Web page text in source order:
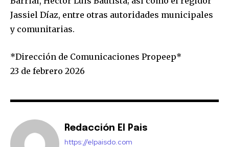
Jassiel Díaz, entre otras autoridades municipales
y comunitarias.
*Dirección de Comunicaciones Propeep*
23 de febrero 2026
Redacción El Pais
https://elpaisdo.com